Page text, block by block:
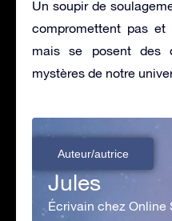
Un soupir de
compromettent pas
mais se posent des
mystères de notre
Auteur/autrice
Jules
Écrivain chez Online